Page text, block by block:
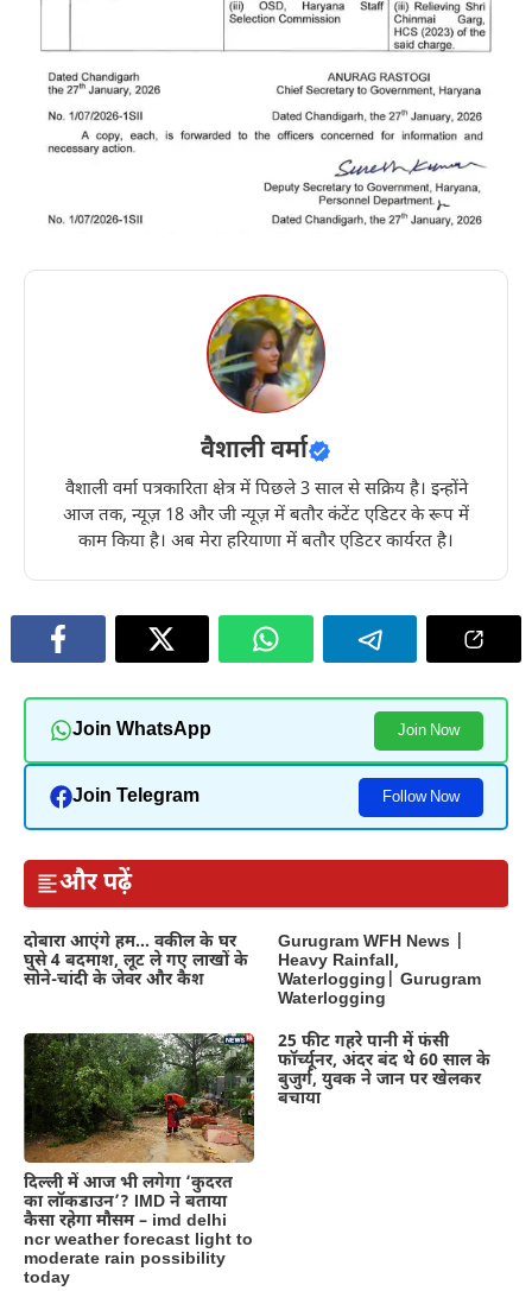
वैशाली वर्मा
वैशाली वर्मा पत्रकारिता क्षेत्र में पिछले 3 साल से सक्रिय है। इन्होंने
आज तक, न्यूज़ 18 और जी न्यूज़ में बतौर कंटेंट एडिटर के रूप में
काम किया है। अब मेरा हरियाणा में बतौर एडिटर कार्यरत है।
Join WhatsApp Join Now
Join Telegram Follow Now
और पढ़ें
दोबारा आएंगे हम… वकील के घर
घुसे 4 बदमाश, लूट ले गए लाखों के
सोने-चांदी के जेवर और कैश
Gurugram WFH News |
Heavy Rainfall,
Waterlogging| Gurugram
Waterlogging
दिल्‍ली में आज भी लगेगा ‘कुदरत
का लॉकडाउन’? IMD ने बताया
कैसा रहेगा मौसम – imd delhi
ncr weather forecast light to
moderate rain possibility
today
25 फीट गहरे पानी में फंसी
फॉर्च्यूनर, अंदर बंद थे 60 साल के
बुजुर्ग, युवक ने जान पर खेलकर
बचाया